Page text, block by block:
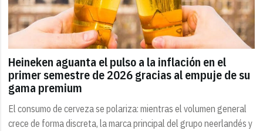
Heineken aguanta el pulso a la inflación en el
primer semestre de 2026 gracias al empuje de su
gama premium
El consumo de cerveza se polariza: mientras el volumen general
crece de forma discreta, la marca principal del grupo neerlandés y